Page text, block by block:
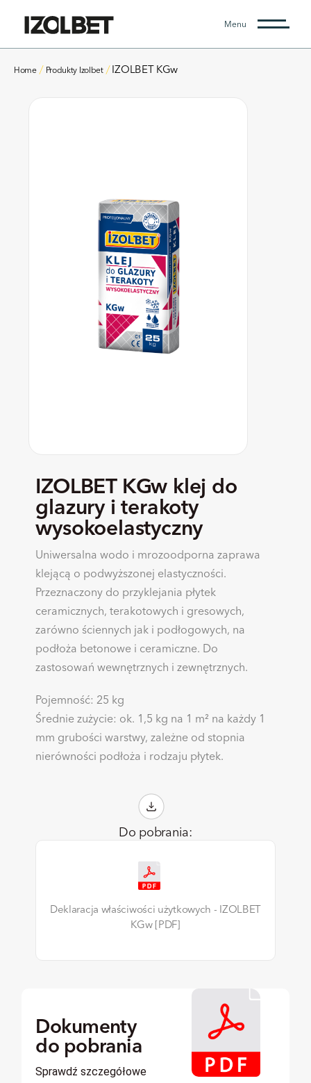
Menu
Home Produkty Izolbet IZOLBET KGw
IZOLBET KGw klej do
glazury i terakoty
wysokoelastyczny
Uniwersalna wodo i mrozoodporna zaprawa
klejącą o podwyższonej elastyczności.
Przeznaczony do przyklejania płytek
ceramicznych, terakotowych i gresowych,
zarówno ściennych jak i podłogowych, na
podłoża betonowe i ceramiczne. Do
zastosowań wewnętrznych i zewnętrznych.
Pojemność: 25 kg
Średnie zużycie: ok. 1,5 kg na 1 m² na każdy 1
mm grubości warstwy, zależne od stopnia
nierówności podłoża i rodzaju płytek.
Do pobrania:
Deklaracja właściwości użytkowych - IZOLBET
KGw [PDF]
Dokumenty
do pobrania
Sprawdźszczegółowe